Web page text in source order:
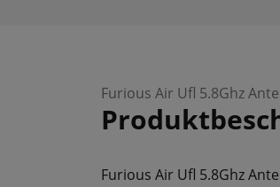
Furious Air Ufl 5.8Ghz
Furious Air Ufl 5.8Ghz